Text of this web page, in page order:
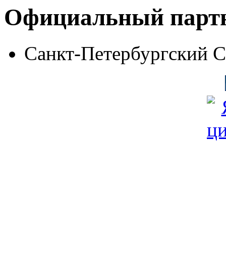
Официальный
Санкт-Петербургский